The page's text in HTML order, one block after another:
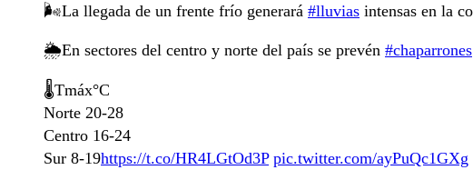
🌬️La llegada de un frente frío generará #lluvias intensas en la
🌦️En sectores del centro y norte del país se prevén #chaparrones
🌡Tmáx°C
Norte 20-28
Centro 16-24
Sur 8-19https://t.co/HR4LGtOd3P pic.twitter.com/ayPuQc1GXg